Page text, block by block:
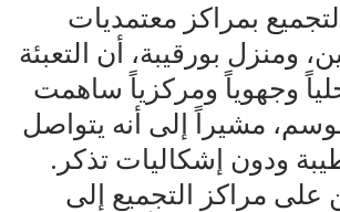
بمراكز معتمديات
ومنزل بورقيبة، أن التعبئة
وجهوياً ومركزياً ساهمت
مشيراً إلى أنه يتواصل
ودون إشكاليات تذكر.
على مراكز التجميع إلى